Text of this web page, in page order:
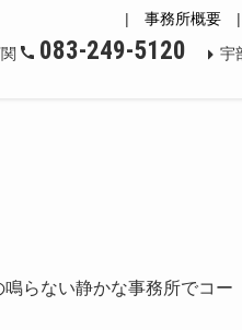
| 事務所概要
083-249-5120 宇
らない静かな事務所でコー